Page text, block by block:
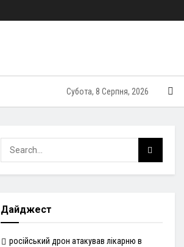
Субота, 8 Серпня, 2026
Дайджест
російський дрон атакував лікарню в